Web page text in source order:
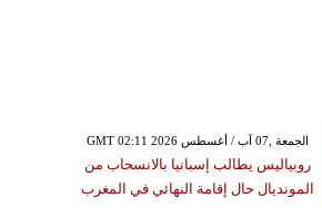
GMT 02:11 2026 الجمعة ,07 آب / أغسطس
روبياليس يطالب إسبانيا بالانسحاب من
المونديال حال إقامة النهائي في المغرب